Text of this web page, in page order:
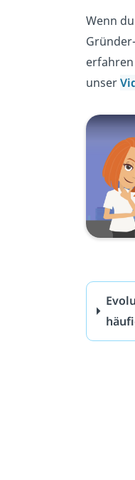
Wenn
unser